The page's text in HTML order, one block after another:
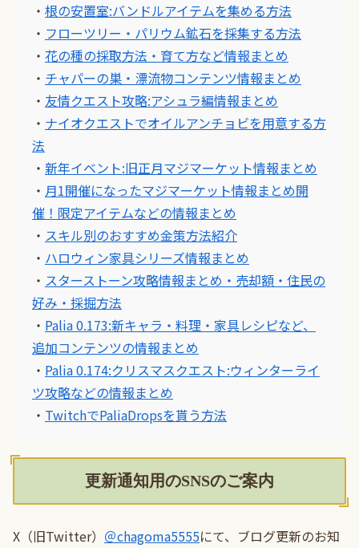
・ 根の安置室:バンドルアイテムを集める方法
・ フローツリー・パリウム鉱石を採集する方法
・ 花の種の採取方法・育て方など情報まとめ
・ チャパーの巣・漂流物コンテンツ情報まとめ
・ 友情クエスト攻略:アシュラ編情報まとめ
・ ナイオクエストでオイルアンチョビを用意する方
法
・ 新年イベント:旧正月マジマーケット情報まとめ
・ 月1開催になったマジマーケット情報まとめ開
催！限定アイテムなどの情報まとめ
・ スキル別のおすすめ金策方法紹介
・ ハロウィン家具シリーズ情報まとめ
・ スターストーン攻略情報まとめ・売却額・住民の
好み・採掘方法
・ Palia 0.173:新キャラ・料理・家具レシピなど、
追加コンテンツの情報まとめ
・ Palia 0.174:クリスマスクエスト:ウィンターライ
ツ攻略などの情報まとめ
・ TwitchでPaliaDropsを貰う方法
更新通知用のSNSのご案内
X（旧Twitter） ＠chagoma5555にて、ブログ更新のお知